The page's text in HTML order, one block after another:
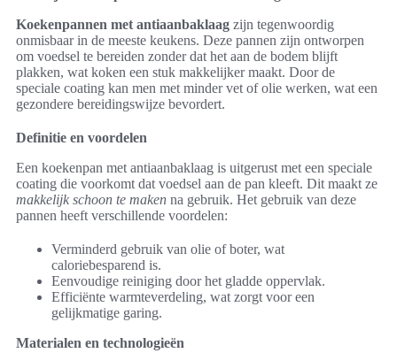
Koekenpannen met antiaanbaklaag zijn tegenwoordig
onmisbaar in de meeste keukens. Deze pannen zijn ontworpen
om voedsel te bereiden zonder dat het aan de bodem blijft
plakken, wat koken een stuk makkelijker maakt. Door de
speciale coating kan men met minder vet of olie werken, wat een
gezondere bereidingswijze bevordert.
Definitie en voordelen
Een koekenpan met antiaanbaklaag is uitgerust met een speciale
coating die voorkomt dat voedsel aan de pan kleeft. Dit maakt ze
makkelijk schoon te maken na gebruik. Het gebruik van deze
pannen heeft verschillende voordelen:
Verminderd gebruik van olie of boter, wat
caloriebesparend is.
Eenvoudige reiniging door het gladde oppervlak.
Efficiënte warmteverdeling, wat zorgt voor een
gelijkmatige garing.
Materialen en technologieën